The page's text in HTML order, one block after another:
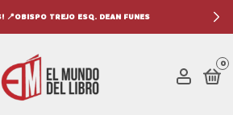
📍OBISPO TREJO ESQ. DEAN FUNES
0